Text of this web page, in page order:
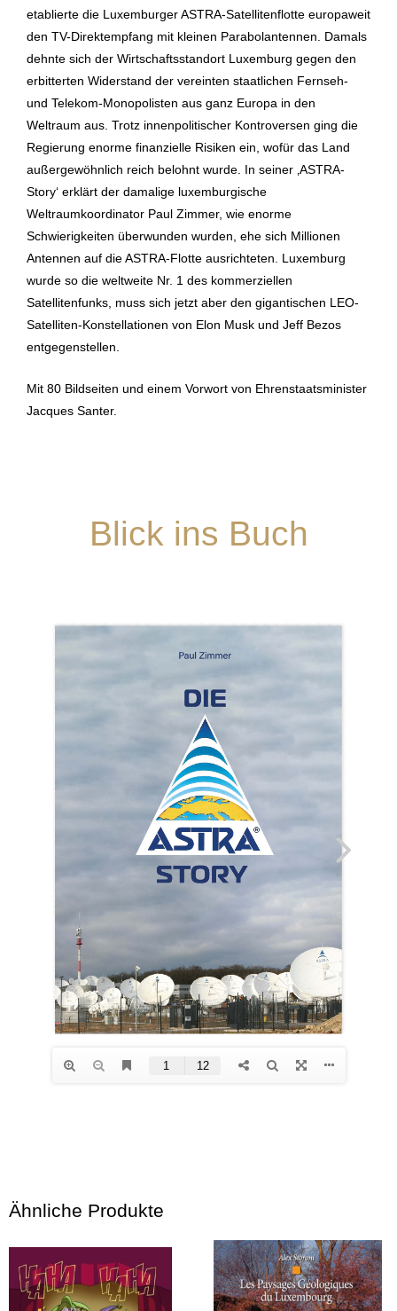
etablierte die Luxemburger ASTRA-Satellitenflotte europaweit
den TV-Direktempfang mit kleinen Parabolantennen. Damals
dehnte sich der Wirtschaftsstandort Luxemburg gegen den
erbitterten Widerstand der vereinten staatlichen Fernseh-
und Telekom-Monopolisten aus ganz Europa in den
Weltraum aus. Trotz innenpolitischer Kontroversen ging die
Regierung enorme finanzielle Risiken ein, wofür das Land
außergewöhnlich reich belohnt wurde. In seiner ‚ASTRA-
Story‘ erklärt der damalige luxemburgische
Weltraumkoordinator Paul Zimmer, wie enorme
Schwierigkeiten überwunden wurden, ehe sich Millionen
Antennen auf die ASTRA-Flotte ausrichteten. Luxemburg
wurde so die weltweite Nr. 1 des kommerziellen
Satellitenfunks, muss sich jetzt aber den gigantischen LEO-
Satelliten-Konstellationen von Elon Musk und Jeff Bezos
entgegenstellen.
Mit 80 Bildseiten und einem Vorwort von Ehrenstaatsminister
Jacques Santer.
Blick ins Buch
Ähnliche Produkte